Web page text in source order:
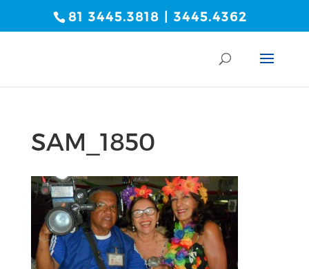
81 3445.3818 | 3445.4362
SAM_1850